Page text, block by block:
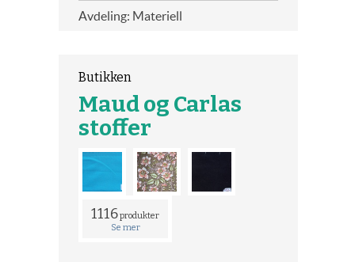
Avdeling: Materiell
Butikken
Maud og Carlas
stoffer
1116produkter
Se mer